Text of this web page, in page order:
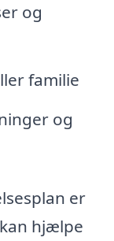
og
familie
og
er
hjælpe